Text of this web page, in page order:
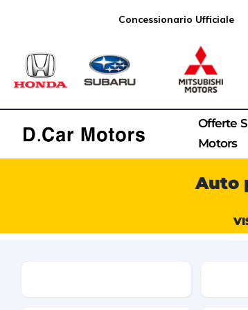
Concessionario Ufficiale
Offerte
Motors
Auto